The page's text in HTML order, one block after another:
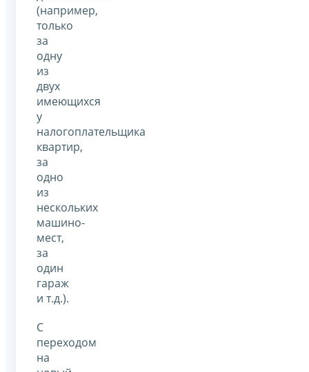
(например,
только
за
одну
из
двух
имеющихся
у
налогоплательщика
квартир,
за
одно
из
нескольких
машино-
мест,
за
один
гараж
и т.д.).
С
переходом
на